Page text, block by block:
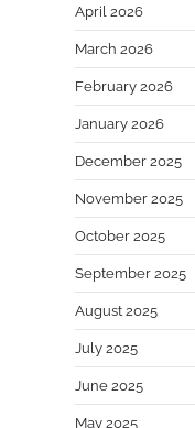
April 2026
March 2026
February 2026
January 2026
December 2025
November 2025
October 2025
September 2025
August 2025
July 2025
June 2025
May 2025